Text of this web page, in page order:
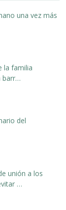
una vez más
la familia
barr…
del
unión a los
…